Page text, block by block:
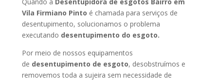
Vila Firmiano Pinto é chamada para serviços de
desentupimento, solucionamos o problema
executando desentupimento do esgoto.
Por meio de nossos equipamentos
de desentupimento de esgoto, desobstruímos e
removemos toda a sujeira sem necessidade de